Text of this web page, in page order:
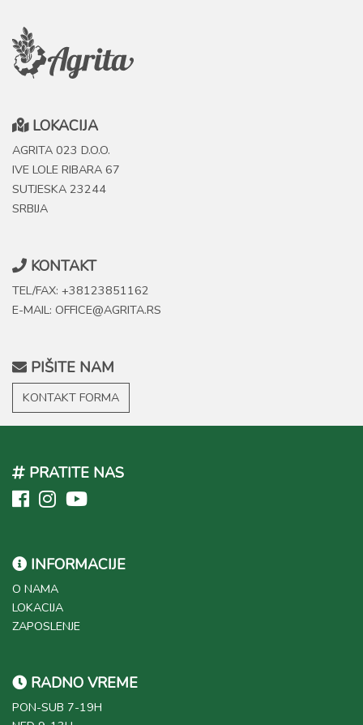
LOKACIJA
AGRITA 023 D.O.O.
IVE LOLE RIBARA 67
SUTJESKA 23244
SRBIJA
KONTAKT
TEL/FAX: +38123851162
E-MAIL: OFFICE@AGRITA.RS
PIŠITE NAM
KONTAKT FORMA
PRATITE NAS
INFORMACIJE
O NAMA
LOKACIJA
ZAPOSLENJE
RADNO VREME
PON-SUB 7-19H